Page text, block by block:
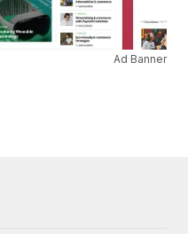
Ad Banner